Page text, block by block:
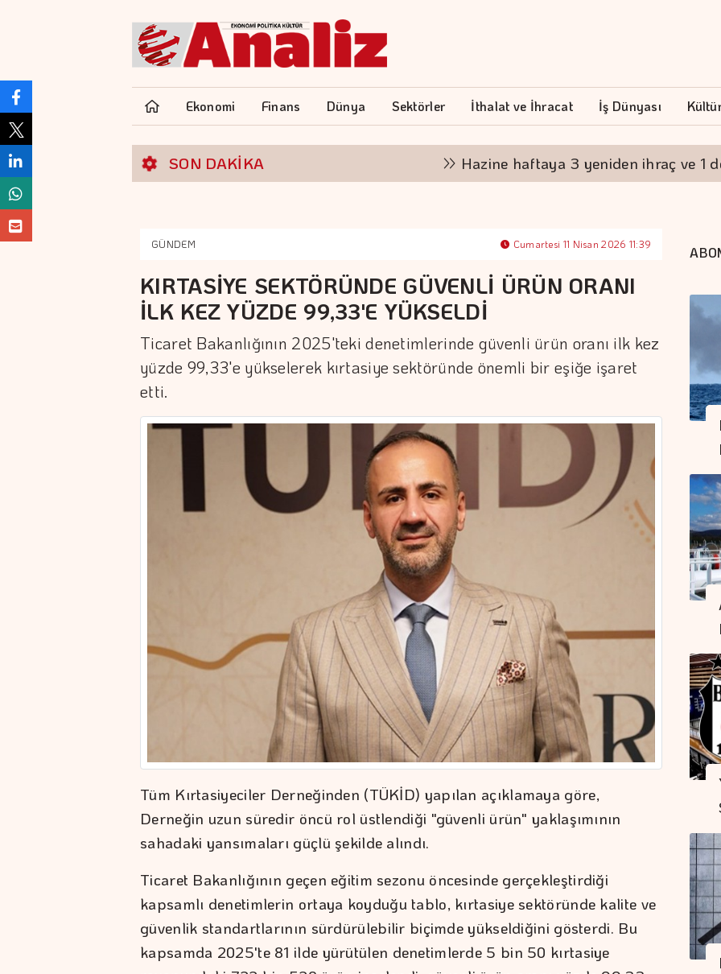
Ekonomi Finans Dünya Sektörler İthalat ve İhracat İş Dünyası
SON DAKİKA Hazine haftaya 3 yeniden ihraç ve 1
GÜNDEM Cumartesi 11 Nisan 2026 11:39
KIRTASİYE SEKTÖRÜNDE GÜVENLİ ÜRÜN ORANI
İLK KEZ YÜZDE 99,33'E YÜKSELDİ
Ticaret Bakanlığının 2025'teki denetimlerinde güvenli ürün oranı ilk kez
yüzde 99,33'e yükselerek kırtasiye sektöründe önemli bir eşiğe işaret
etti.
Tüm Kırtasiyeciler Derneğinden (TÜKİD) yapılan açıklamaya göre,
Derneğin uzun süredir öncü rol üstlendiği "güvenli ürün" yaklaşımının
sahadaki yansımaları güçlü şekilde alındı.
Ticaret Bakanlığının geçen eğitim sezonu öncesinde gerçekleştirdiği
kapsamlı denetimlerin ortaya koyduğu tablo, kırtasiye sektöründe kalite ve
güvenlik standartlarının sürdürülebilir biçimde yükseldiğini gösterdi. Bu
kapsamda 2025'te 81 ilde yürütülen denetimlerde 5 bin 50 kırtasiye